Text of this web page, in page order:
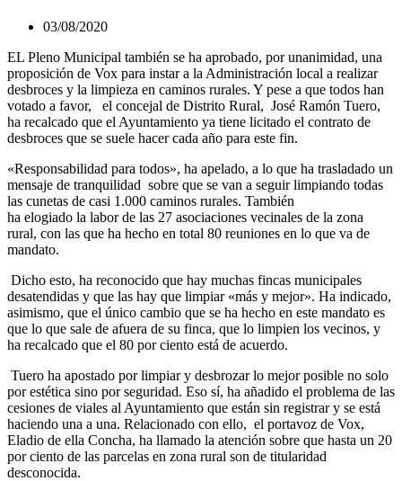
03/08/2020
EL Pleno Municipal también se ha aprobado, por unanimidad, una
proposición de Vox para instar a la Administración local a realizar
desbroces y la limpieza en caminos rurales. Y pese a que todos han
votado a favor, el concejal de Distrito Rural, José Ramón Tuero,
ha recalcado que el Ayuntamiento ya tiene licitado el contrato de
desbroces que se suele hacer cada año para este fin.
«Responsabilidad para todos», ha apelado, a lo que ha trasladado un
mensaje de tranquilidad sobre que se van a seguir limpiando todas
las cunetas de casi 1.000 caminos rurales. También
ha elogiado la labor de las 27 asociaciones vecinales de la zona
rural, con las que ha hecho en total 80 reuniones en lo que va de
mandato.
Dicho esto, ha reconocido que hay muchas fincas municipales
desatendidas y que las hay que limpiar «más y mejor». Ha indicado,
asimismo, que el único cambio que se ha hecho en este mandato es
que lo que sale de afuera de su finca, que lo limpien los vecinos, y
ha recalcado que el 80 por ciento está de acuerdo.
Tuero ha apostado por limpiar y desbrozar lo mejor posible no solo
por estética sino por seguridad. Eso sí, ha añadido el problema de las
cesiones de viales al Ayuntamiento que están sin registrar y se está
haciendo una a una. Relacionado con ello, el portavoz de Vox,
Eladio de ella Concha, ha llamado la atención sobre que hasta un 20
por ciento de las parcelas en zona rural son de titularidad
desconocida.